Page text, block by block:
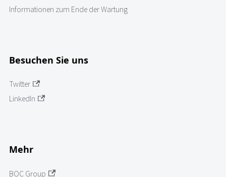
Informationen zum Ende der Wartung
Besuchen Sie uns
Twitter
LinkedIn
Mehr
BOC Group